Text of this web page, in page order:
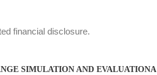
financial disclosure.
SIMULATION AND EVALUATIONA